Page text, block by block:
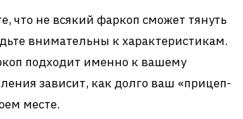
что не всякий фаркоп сможет тянуть
внимательны к характеристикам.
подходит именно к вашему
зависит, как долго ваш «прицеп-
месте.